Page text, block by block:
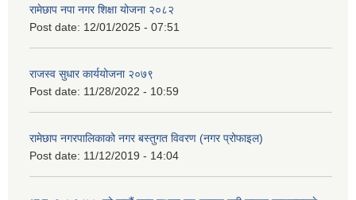
रामेछाप नपा नगर शिक्षा योजना २०८२
Post date: 12/01/2025 - 07:51
राजस्व सुधार कार्ययोजना २०७९
Post date: 11/28/2022 - 10:59
रामेछाप नगरपालिकाको नगर बस्तुगत विवरण (नगर प्रोफाइल)
Post date: 11/12/2019 - 14:04